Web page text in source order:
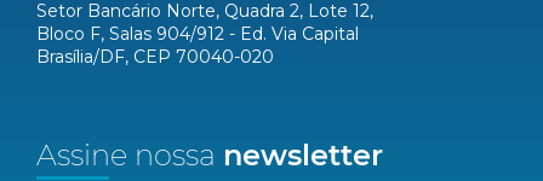
Setor Bancário Norte, Quadra 2, Lote 12,
Bloco F, Salas 904/912 - Ed. Via Capital
Brasília/DF, CEP 70040-020
Assine nossa newsletter